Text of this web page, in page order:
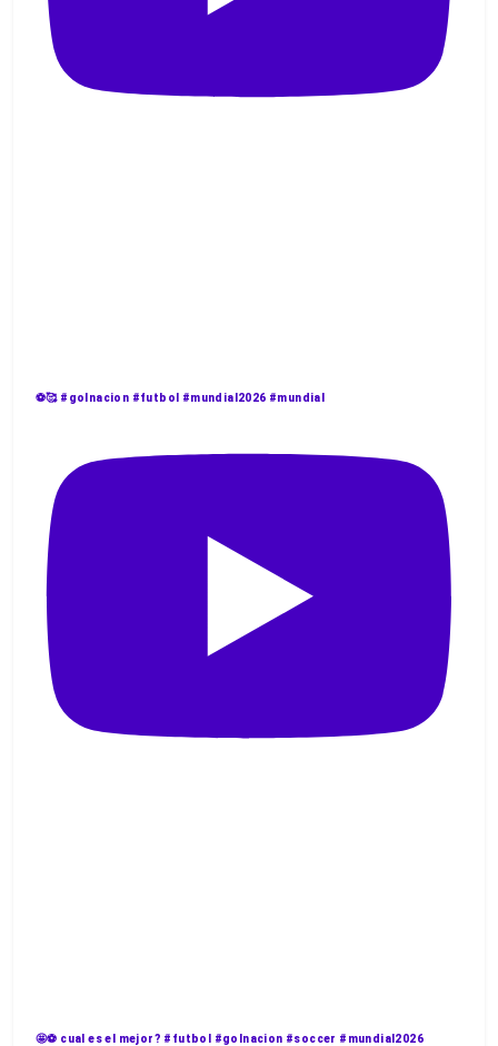
⚽️🥰 #golnacion #futbol #mundial2026 #mundial
🤩⚽️ cual es el mejor? #futbol #golnacion #soccer #mundial2026